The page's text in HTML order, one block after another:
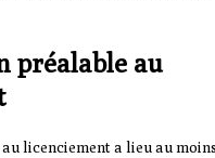
préalable au
licenciement a lieu au